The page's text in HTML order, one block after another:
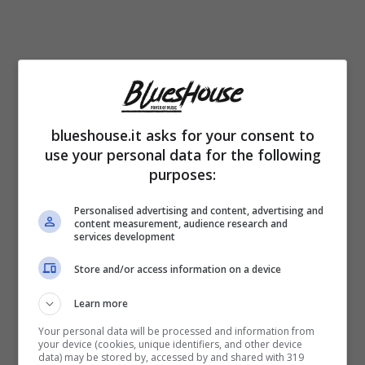
“Affari tuoi”riesce sempre a tenere gli
spettatori incollati agli schermi. L’ultima
mai per via di un retroscena che vede
visto al centro della scena il
Nicola,in rappresentanza dell’Abruzzo, in
gara con la figlia, che ha vissuto un gioco
blueshouse.it asks for your consent to
use your personal data for the following
purposes:
Personalised advertising and content, advertising and
content measurement, audience research and
services development
Store and/or access information on a device
Learn more
Your personal data will be processed and information from
your device (cookies, unique identifiers, and other device
data) may be stored by, accessed by and shared with 319